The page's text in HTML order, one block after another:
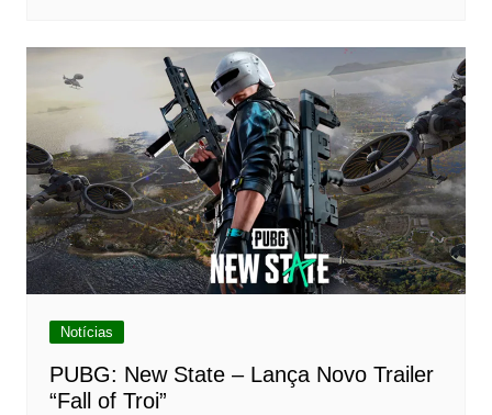
Notícias
PUBG: New State – Lança Novo Trailer
“Fall of Troi”